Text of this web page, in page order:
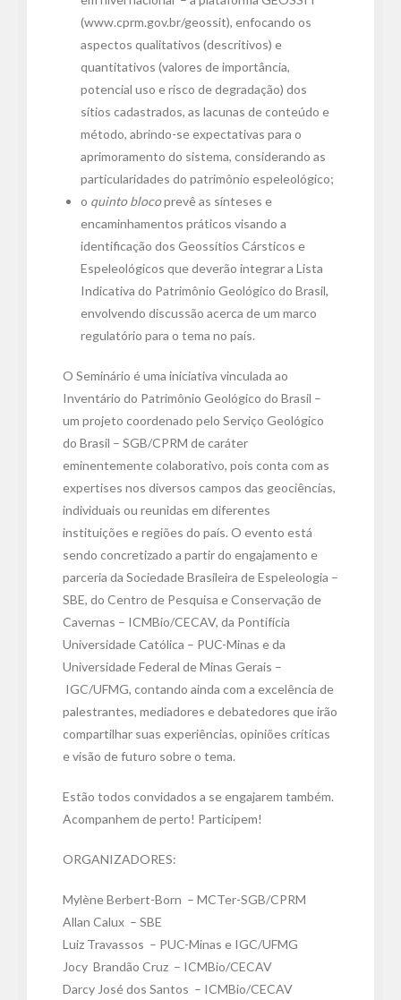
(www.cprm.gov.br/geossit), enfocando os
aspectos qualitativos (descritivos) e
quantitativos (valores de importância,
potencial uso e risco de degradação) dos
sítios cadastrados, as lacunas de conteúdo e
método, abrindo-se expectativas para o
aprimoramento do sistema, considerando as
particularidades do patrimônio espeleológico;
o quinto blocoprevê as sínteses e
encaminhamentos práticos visando a
identificação dos Geossítios Cársticos e
Espeleológicos que deverão integrar a Lista
Indicativa do Patrimônio Geológico do Brasil,
envolvendo discussão acerca de um marco
regulatório para o tema no país.
O Seminário é uma iniciativa vinculada ao
Inventário do Patrimônio Geológico do Brasil –
um projeto coordenado pelo Serviço Geológico
do Brasil – SGB/CPRM de caráter
eminentemente colaborativo, pois conta com as
expertises nos diversos campos das geociências,
individuais ou reunidas em diferentes
instituições e regiões do país. O evento está
sendo concretizado a partir do engajamento e
parceria da Sociedade Brasileira de Espeleologia –
SBE, do Centro de Pesquisa e Conservação de
Cavernas – ICMBio/CECAV, da Pontifícia
Universidade Católica – PUC-Minas e da
Universidade Federal de Minas Gerais –
IGC/UFMG, contando ainda com a excelência de
palestrantes, mediadores e debatedores que irão
compartilhar suas experiências, opiniões críticas
e visão de futuro sobre o tema.
Estão todos convidados a se engajarem também.
Acompanhem de perto! Participem!
ORGANIZADORES:
Mylène Berbert-Born – MCTer-SGB/CPRM
Allan Calux – SBE
Luiz Travassos – PUC-Minas e IGC/UFMG
Jocy Brandão Cruz – ICMBio/CECAV
Darcy José dos Santos – ICMBio/CECAV